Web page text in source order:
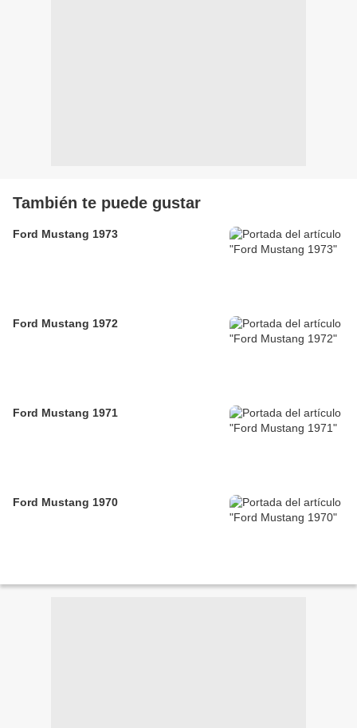
También te puede gustar
Ford Mustang 1973
Ford Mustang 1972
Ford Mustang 1971
Ford Mustang 1970